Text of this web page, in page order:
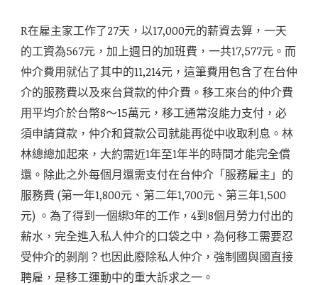
R在雇主家工作了27天，以17,000元的薪資去算，一天
的工資為567元，加上週日的加班費，一共17,577元。而
仲介費用就佔了其中的11,214元，這筆費用包含了在台仲
介的服務費以及來台貸款的仲介費。移工來台的仲介費
用平均介於台幣8～15萬元，移工通常沒能力支付，必
須申請貸款，仲介和貸款公司就能再從中收取利息。林
林總總加起來，大約需近1年至1年半的時間才能完全償
還。除此之外每個月還需支付在台仲介「服務雇主」的
服務費 (第一年1,800元、第二年1,700元、第三年1,500
元) 。為了得到一個綁3年的工作，4到8個月勞力付出的
薪水，完全進入私人仲介的口袋之中，為何移工需要忍
受仲介的剝削？也因此廢除私人仲介，強制國與國直接
聘雇，是移工運動中的重大訴求之一。